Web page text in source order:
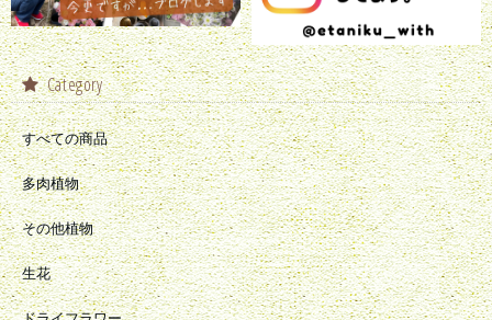
Category
すべての商品
多肉植物
その他植物
生花